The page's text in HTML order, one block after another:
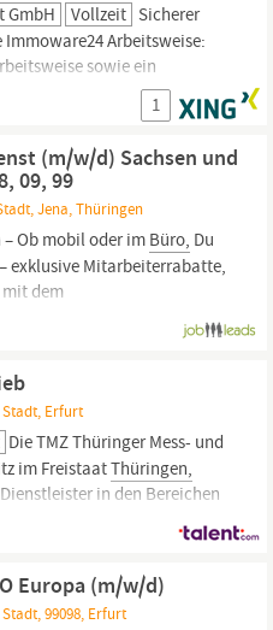
GmbH Vollzeit Sicherer
Arbeitsweise:
sowie ein
Interaktion: Freude an der
und Dienstleistern
in einer repräsentativen
1
(m/w/d) Sachsen und
09, 99
Jena, Thüringen
Ob mobil oder imBüro, Du
exklusive Mitarbeiterrabatte,
dem
Business-Bike-Leasing –
& Verkauf – Du
Erfurt
Die TMZ Thüringer Mess- und
im FreistaatThüringen,
in den Bereichen
Messgerätelogistik
Smart-Meter-Gateway-
wir ein
Europa (m/w/d)
99098, Erfurt